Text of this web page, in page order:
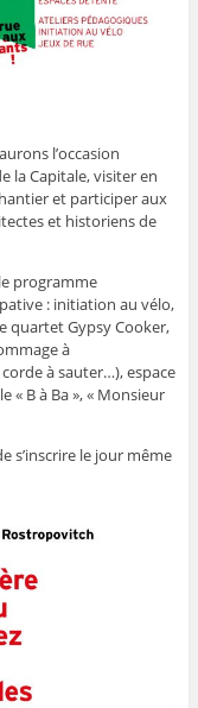
l’occasion
la Capitale, visiter en
et participer aux
et historiens de
programme
: initiation au vélo,
quartet Gypsy Cooker,
à
à sauter…), espace
B à Ba », « Monsieur
s’inscrire le jour même